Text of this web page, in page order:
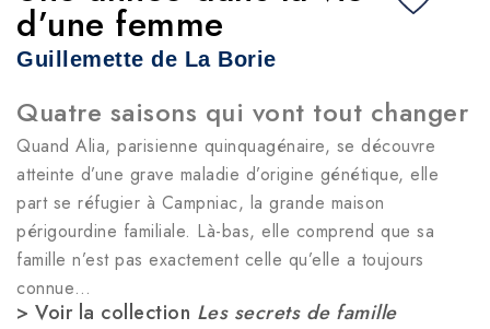
d’une femme
Guillemette de La Borie
Quatre saisons qui vont tout changer
Quand Alia, parisienne quinquagénaire, se découvre
atteinte d’une grave maladie d’origine génétique, elle
part se réfugier à Campniac, la grande maison
périgourdine familiale. Là-bas, elle comprend que sa
famille n’est pas exactement celle qu’elle a toujours
connue…
> Voir la collection Les secrets de famille